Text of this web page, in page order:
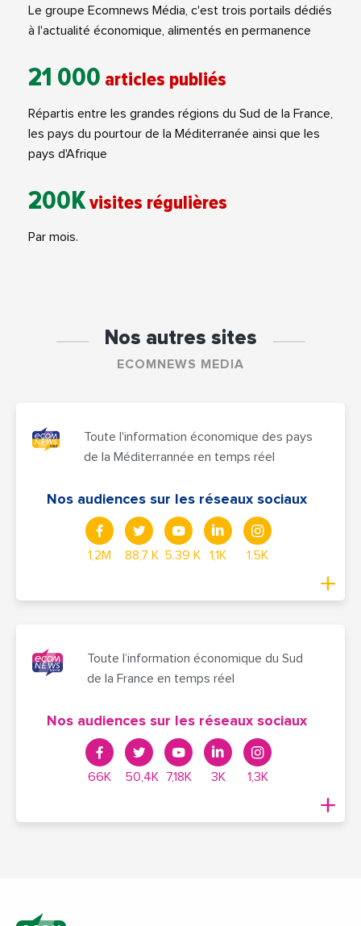
Le groupe Ecomnews Média, c'est trois portails dédiés
à l'actualité économique, alimentés en permanence
21 000 articles publiés
Répartis entre les grandes régions du Sud de la France,
les pays du pourtour de la Méditerranée ainsi que les
pays d'Afrique
200Kvisites régulières
Par mois.
Nos autres sites
ECOMNEWS MEDIA
Toute l'information économique des pays
de la Méditerrannée en temps réel
Nos audiences sur les réseaux sociaux
1,2M 88,7 K 5.39 K 1,1K 1.5K
Toute l’information économique du Sud
de la France en temps réel
Nos audiences sur les réseaux sociaux
66K 50,4K 7,18K 3K 1,3K